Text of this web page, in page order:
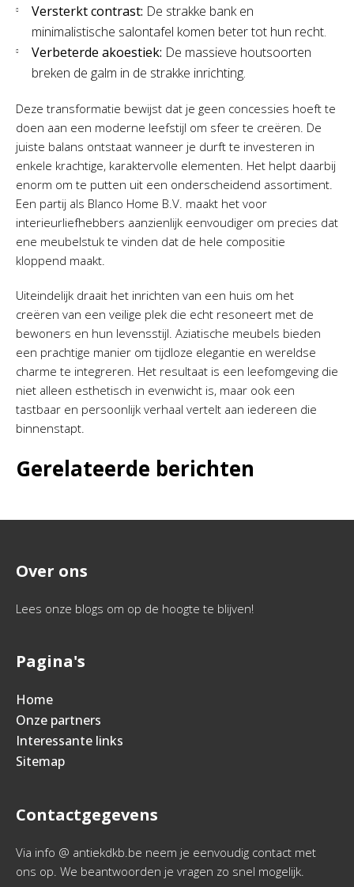
Versterkt contrast: De strakke bank en
minimalistische salontafel komen beter tot hun recht.
Verbeterde akoestiek: De massieve houtsoorten
breken de galm in de strakke inrichting.
Deze transformatie bewijst dat je geen concessies hoeft te
doen aan een moderne leefstijl om sfeer te creëren. De
juiste balans ontstaat wanneer je durft te investeren in
enkele krachtige, karaktervolle elementen. Het helpt daarbij
enorm om te putten uit een onderscheidend assortiment.
Een partij als Blanco Home B.V. maakt het voor
interieurliefhebbers aanzienlijk eenvoudiger om precies dat
ene meubelstuk te vinden dat de hele compositie
kloppend maakt.
Uiteindelijk draait het inrichten van een huis om het
creëren van een veilige plek die echt resoneert met de
bewoners en hun levensstijl. Aziatische meubels bieden
een prachtige manier om tijdloze elegantie en wereldse
charme te integreren. Het resultaat is een leefomgeving die
niet alleen esthetisch in evenwicht is, maar ook een
tastbaar en persoonlijk verhaal vertelt aan iedereen die
binnenstapt.
Gerelateerde berichten
Over ons
Lees onze blogs om op de hoogte te blijven!
Pagina's
Home
Onze partners
Interessante links
Sitemap
Contactgegevens
Via info @ antiekdkb.be neem je eenvoudig contact met
ons op. We beantwoorden je vragen zo snel mogelijk.